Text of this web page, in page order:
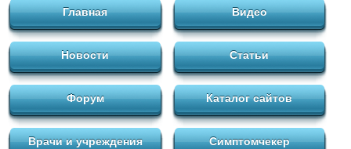
Главная Видео
Новости Статьи
Форум Каталог сайтов
Врачи и учреждения Симптомчекер